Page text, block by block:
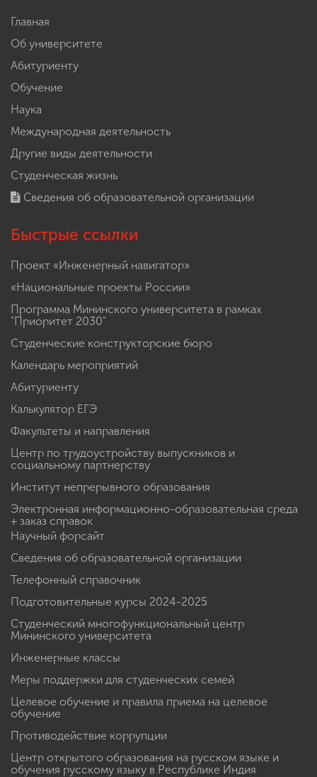
Главная
Об университете
Абитуриенту
Обучение
Наука
Международная деятельность
Другие виды деятельности
Студенческая жизнь
Сведения об образовательной организации
Быстрые ссылки
Проект «Инженерный навигатор»
«Национальные проекты России»
Программа Мининского университета в рамках
"Приоритет 2030"
Студенческие конструкторские бюро
Календарь мероприятий
Абитуриенту
Калькулятор ЕГЭ
Факультеты и направления
Центр по трудоустройству выпускников и
социальному партнерству
Институт непрерывного образования
Электронная информационно-образовательная среда
+ заказ справок
Научный форсайт
Сведения об образовательной организации
Телефонный справочник
Подготовительные курсы 2024-2025
Студенческий многофункциональный центр
Мининского университета
Инженерные классы
Меры поддержки для студенческих семей
Целевое обучение и правила приема на целевое
обучение
Противодействие коррупции
Центр открытого образования на русском языке и
обучения русскому языку в Республике Индия